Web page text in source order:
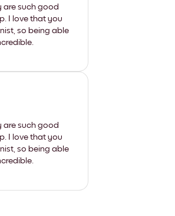
are such good
I love that you
so being able
are such good
I love that you
so being able